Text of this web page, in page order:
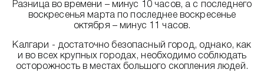
Разница во времени – минус 10 часов, а с последнего
воскресенья марта по последнее воскресенье
октября – минус 11 часов.
Калгари - достаточно безопасный город, однако, как
и во всех крупных городах, необходимо соблюдать
осторожность в местах большого скопления людей.